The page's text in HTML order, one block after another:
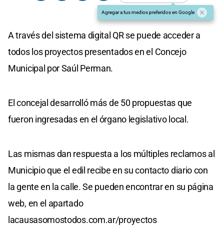
Agregar a tus medios preferidos en Google
A través del sistema digital QR se puede acceder a
todos los proyectos presentados en el Concejo
Municipal por Saúl Perman.
El concejal desarrolló más de 50 propuestas que
fueron ingresadas en el órgano legislativo local.
Las mismas dan respuesta a los múltiples reclamos al
Municipio que el edil recibe en su contacto diario con
la gente en la calle. Se pueden encontrar en su página
web, en el apartado
lacausasomostodos.com.ar/proyectos